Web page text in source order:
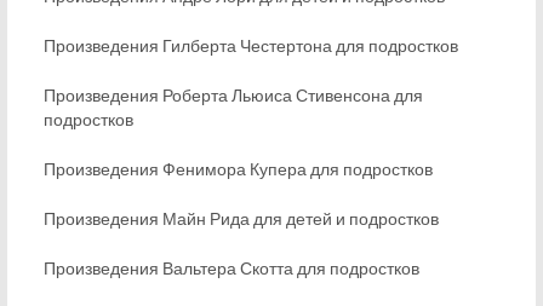
Произведения Гилберта Честертона для подростков
Произведения Роберта Льюиса Стивенсона для
подростков
Произведения Фенимора Купера для подростков
Произведения Майн Рида для детей и подростков
Произведения Вальтера Скотта для подростков